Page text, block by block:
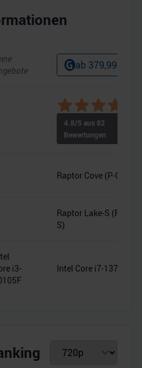
ab 379,99€
4.8/5 aus 82
Bewertungen
Raptor Cove (P-Core)
Raptor Lake-S (RPL-
S)
i3-
Intel Core i7-13700K